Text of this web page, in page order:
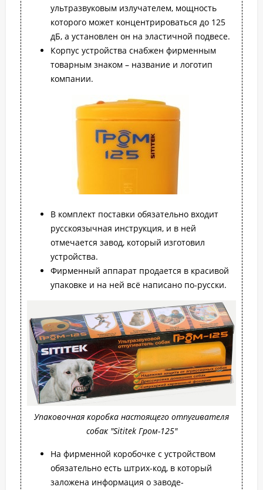
ультразвуковым излучателем, мощность
которого может концентрироваться до 125
дБ, а установлен он на эластичной подвесе.
Корпус устройства снабжен фирменным
товарным знаком – название и логотип
компании.
В комплект поставки обязательно входит
русскоязычная инструкция, и в ней
отмечается завод, который изготовил
устройства.
Фирменный аппарат продается в красивой
упаковке и на ней всё написано по-русски.
Упаковочная коробка настоящего отпугивателя
собак "Sititek Гром-125"
На фирменной коробочке с устройством
обязательно есть штрих-код, в который
заложена информация о заводе-